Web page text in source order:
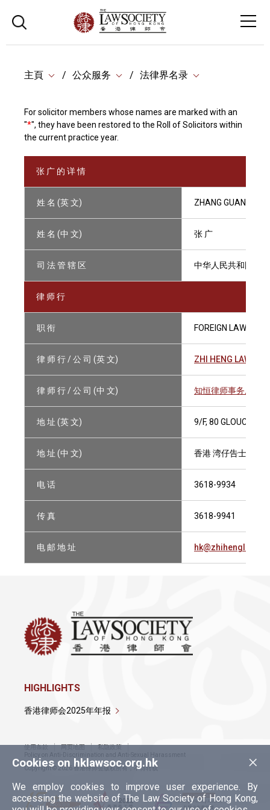
主頁 公众服务 法律界名录
For solicitor members whose names are marked with an
"*", they have been restored to the Roll of Solicitors within
the current practice year.
张 广 的 详 情
姓 名 (英 文) ZHANG GUANG
姓 名 (中 文) 张 广
司 法 管 辖 区 中华人民共和国
律 师 行
职 衔 FOREIGN LAWYER
律 师 行 / 公 司 (英 文) ZHI HENG LAW
律 师 行 / 公 司 (中 文) 知恒律师事务所
地 址 (英 文) 9/F, 80
地 址 (中 文) 香港 湾仔告士打道
电 话 3618-9934
传 真 3618-9941
电 邮 地 址
×
Cookies on hklawsoc.org.hk
We employ cookies to improve user experience. By
accessing the website of The Law Society of Hong Kong,
HIGHLIGHTS
香港律师会2025年年报
使用条款 网页地图
私隐政策
Policy on Anti-Discrimination and Anti-Sexual Harassment
Copyright © 2026 香港律师会版权所有，不得转载